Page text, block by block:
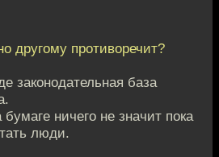
другому противоречит?
законодательная база
ничего не значит пока
люди.